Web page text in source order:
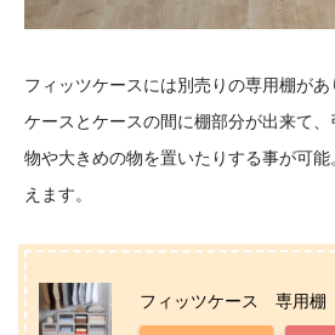
フィッツケースには別売りの専用棚が
ケースとケースの間に棚部分が出来て
物や大きめの物を置いたりする事が可
えます。
フィッツケース 専用棚